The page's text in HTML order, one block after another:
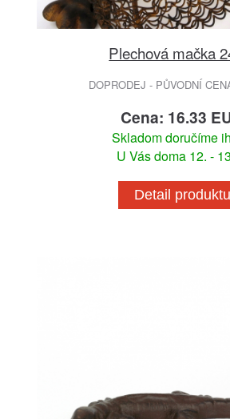
Plechová mačka
DOPRODEJ - PŮVODNÍ
Cena: 16.33
Skladom doručíme
U Vás doma 12. -
Detail produktu